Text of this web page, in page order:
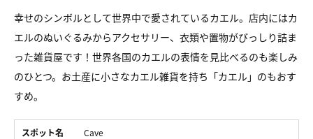
幸せのシンボルとして世界中で愛されているカエル。店内にはカ
エルのぬいぐるみからアクセサリー、衣類や置物がびっしり詰ま
った雑貨屋です！世界各国のカエルの表情を見比べるのも楽しみ
のひとつ。お土産に小さなカエル雑貨を持ち「カエル」のもおす
すめ。
スポット名 Cave